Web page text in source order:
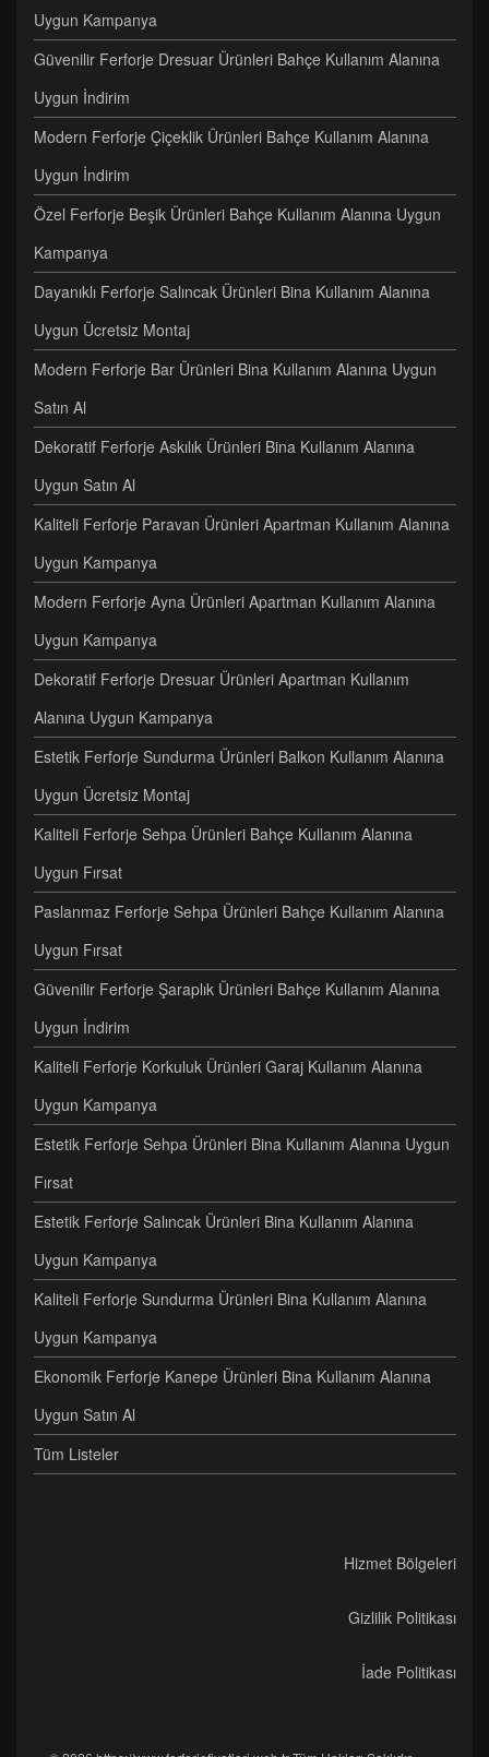
Uygun Kampanya
Güvenilir Ferforje Dresuar Ürünleri Bahçe Kullanım Alanına
Uygun İndirim
Modern Ferforje Çiçeklik Ürünleri Bahçe Kullanım Alanına
Uygun İndirim
Özel Ferforje Beşik Ürünleri Bahçe Kullanım Alanına Uygun
Kampanya
Dayanıklı Ferforje Salıncak Ürünleri Bina Kullanım Alanına
Uygun Ücretsiz Montaj
Modern Ferforje Bar Ürünleri Bina Kullanım Alanına Uygun
Satın Al
Dekoratif Ferforje Askılık Ürünleri Bina Kullanım Alanına
Uygun Satın Al
Kaliteli Ferforje Paravan Ürünleri Apartman Kullanım Alanına
Uygun Kampanya
Modern Ferforje Ayna Ürünleri Apartman Kullanım Alanına
Uygun Kampanya
Dekoratif Ferforje Dresuar Ürünleri Apartman Kullanım
Alanına Uygun Kampanya
Estetik Ferforje Sundurma Ürünleri Balkon Kullanım Alanına
Uygun Ücretsiz Montaj
Kaliteli Ferforje Sehpa Ürünleri Bahçe Kullanım Alanına
Uygun Fırsat
Paslanmaz Ferforje Sehpa Ürünleri Bahçe Kullanım Alanına
Uygun Fırsat
Güvenilir Ferforje Şaraplık Ürünleri Bahçe Kullanım Alanına
Uygun İndirim
Kaliteli Ferforje Korkuluk Ürünleri Garaj Kullanım Alanına
Uygun Kampanya
Estetik Ferforje Sehpa Ürünleri Bina Kullanım Alanına Uygun
Fırsat
Estetik Ferforje Salıncak Ürünleri Bina Kullanım Alanına
Uygun Kampanya
Kaliteli Ferforje Sundurma Ürünleri Bina Kullanım Alanına
Uygun Kampanya
Ekonomik Ferforje Kanepe Ürünleri Bina Kullanım Alanına
Uygun Satın Al
Tüm Listeler
Hizmet Bölgeleri
Gizlilik Politikası
İade Politikası